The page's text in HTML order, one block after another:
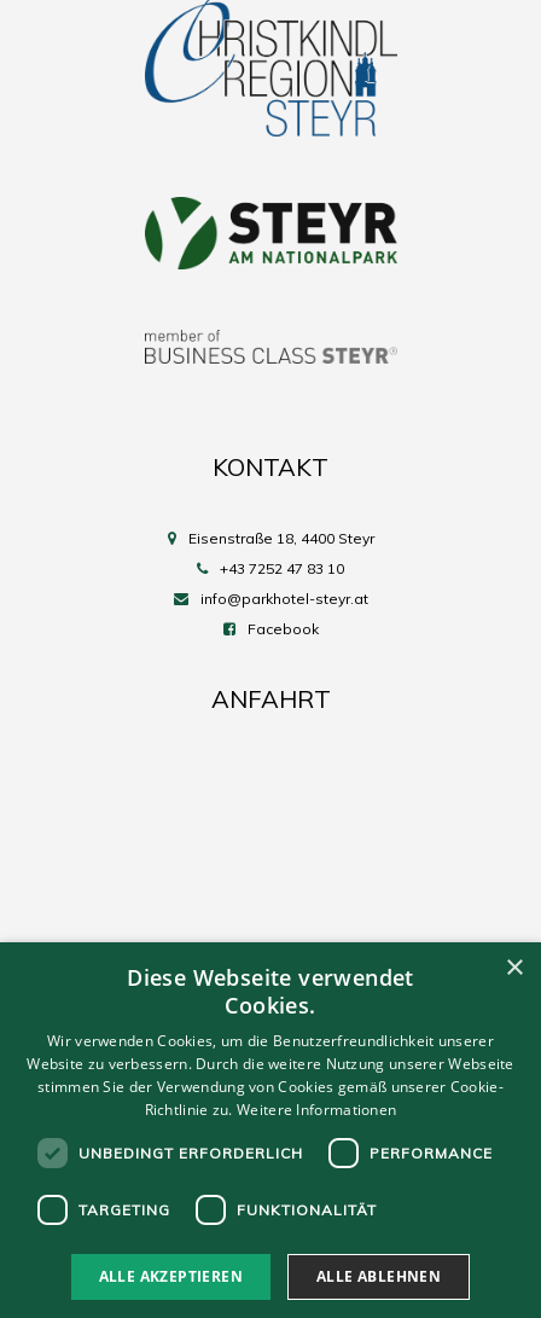
KONTAKT
Eisenstraße 18, 4400 Steyr
+43 7252 47 83 10
info@parkhotel-steyr.at
Facebook
ANFAHRT
© STYRIA HOTELGRUPPE 2025
×
Diese Webseite verwendet
Cookies.
Wir verwenden Cookies, um die Benutzerfreundlichkeit unserer
Website zu verbessern. Durch die weitere Nutzung unserer Webseite
stimmen Sie der Verwendung von Cookies gemäß unserer Cookie-
Richtlinie zu.Weitere Informationen
UNBEDINGT ERFORDERLICH PERFORMANCE
TARGETING FUNKTIONALITÄT
ALLE AKZEPTIEREN ALLE ABLEHNEN